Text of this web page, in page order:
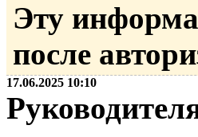
Эту
после
17.06.2025 10:10